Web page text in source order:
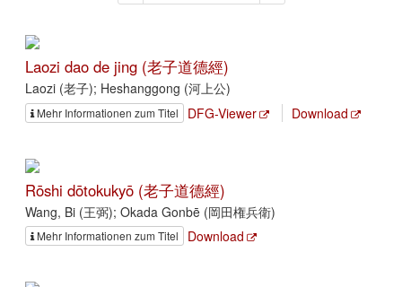
Laozi dao de jing (老子道德經)
Laozi (老子); Heshanggong (河上公)
Mehr Informationen zum Titel DFG-Viewer Download
Rōshi dōtokukyō (老子道德經)
Wang, Bi (王弼); Okada Gonbē (岡田権兵衛)
Mehr Informationen zum Titel Download